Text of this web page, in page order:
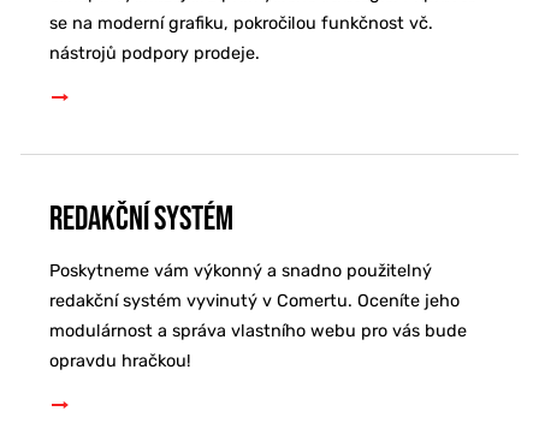
se na moderní grafiku, pokročilou funkčnost vč.
nástrojů podpory prodeje.
Redakční systém
Poskytneme vám výkonný a snadno použitelný
redakční systém vyvinutý v Comertu. Oceníte jeho
modulárnost a správa vlastního webu pro vás bude
opravdu hračkou!